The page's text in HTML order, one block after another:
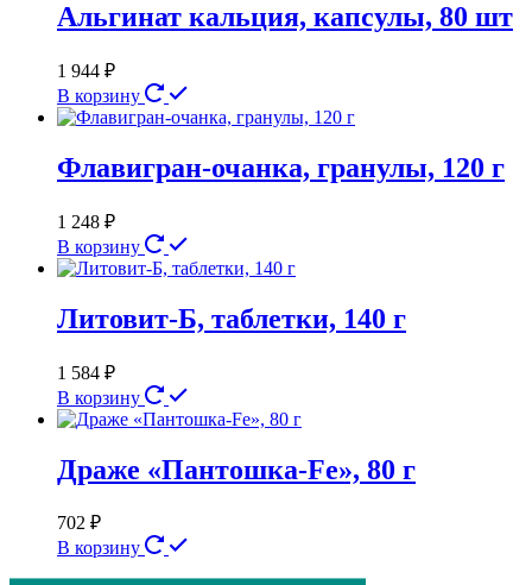
Альгинат кальция, капсулы, 80 шт
1 944 ₽
В корзину
Флавигран-очанка, гранулы, 120 г
1 248 ₽
В корзину
Литовит-Б, таблетки, 140 г
1 584 ₽
В корзину
Драже «Пантошка-Fe», 80 г
702 ₽
В корзину